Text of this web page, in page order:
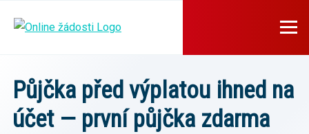
Půjčka před výplatou ihned na
účet — první půjčka zdarma